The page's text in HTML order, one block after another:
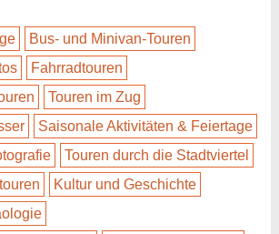
Bus- und Minivan-Touren
Fahrradtouren
Touren im Zug
Saisonale Aktivitäten & Feiertage
Touren durch die Stadtviertel
Kultur und Geschichte